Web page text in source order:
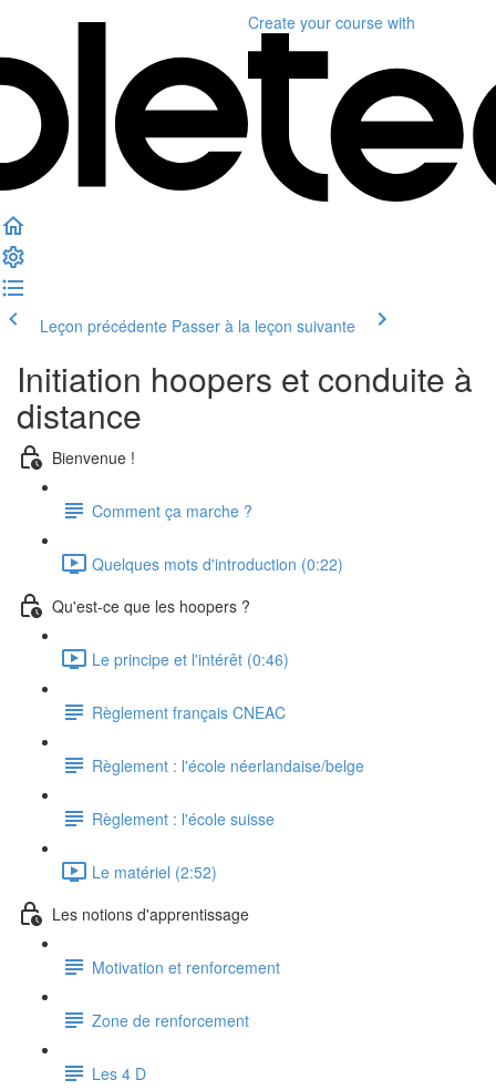
Create your course with
Leçon précédente Passer à la leçon suivante
Initiation hoopers et conduite à
distance
Bienvenue !
Comment ça marche ?
Quelques mots d'introduction (0:22)
Qu'est-ce que les hoopers ?
Le principe et l'intérêt (0:46)
Règlement français CNEAC
Règlement : l'école néerlandaise/belge
Règlement : l'école suisse
Le matériel (2:52)
Les notions d'apprentissage
Motivation et renforcement
Zone de renforcement
Les 4 D